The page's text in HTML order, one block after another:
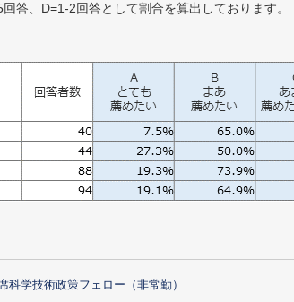
答、D=1-2回答として割合を算出しております。
学技術政策フェロー（非常勤）